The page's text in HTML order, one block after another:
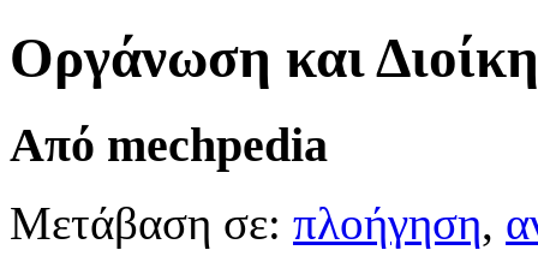
Οργάνωση και
Από mechpedia
Μετάβαση σε: πλοήγηση,